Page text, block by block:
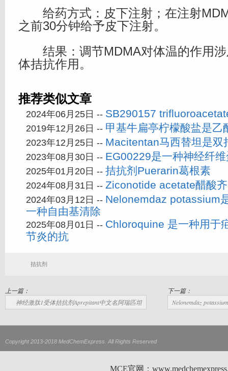
给药方式：皮下注射；在注射
之前30分钟给予皮下注射。
结果：调节MDMA对体温的作用涉
体拮抗作用。
推荐类似文章
2024年06月25日 -- SB290157
2019年12月26日 -- 甲基牛扁亭柠檬酸盐是乙
2023年12月25日 -- Macitentan马西替坦是双
2023年08月30日 -- EG00229是一种神经纤
2025年01月20日 -- 拮抗剂Puerarin葛根素
2024年08月31日 -- Ziconotide acetate醋酸
2024年03月12日 -- Nelonemdaz potassium
一种自由基清除
2025年08月01日 -- Chloroquine 是一种用于
节炎的抗
拮抗剂
上一篇：
神经激肽1受体拮抗剂Aprepitant中文名阿瑞匹坦
下一篇：
Nelonemdaz
Copyright 2013-2018 MedChemExpress. All Rights Reserved
MCE官网：